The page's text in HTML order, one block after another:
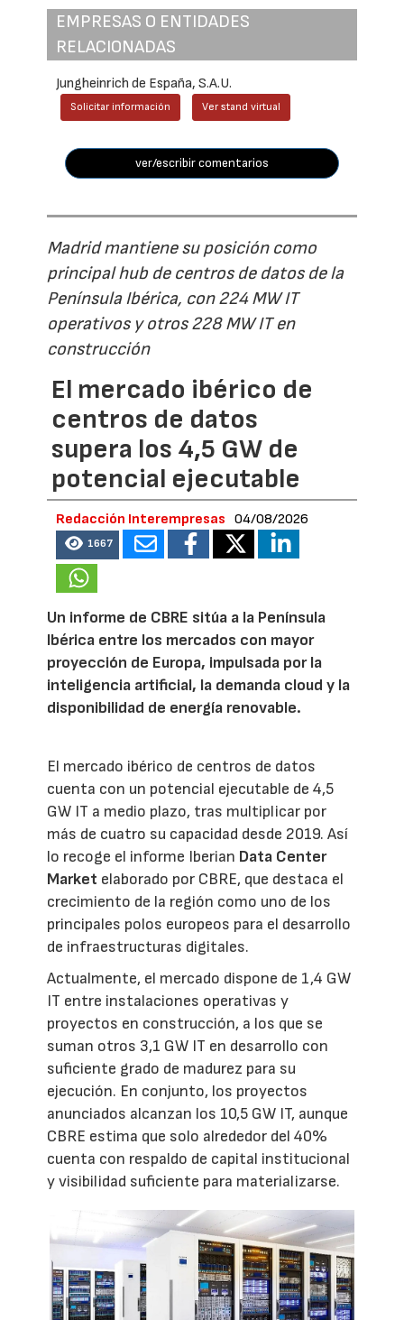
EMPRESAS O ENTIDADES
RELACIONADAS
Jungheinrich de España, S.A.U.
Solicitar información Ver stand virtual
ver/escribir comentarios
Madrid mantiene su posición como
principal hub de centros de datos de la
Península Ibérica, con 224 MW IT
operativos y otros 228 MW IT en
construcción
El mercado ibérico de
centros de datos
supera los 4,5 GW de
potencial ejecutable
Redacción Interempresas 04/08/2026
1667
Un informe de CBRE sitúa a la Península
Ibérica entre los mercados con mayor
proyección de Europa, impulsada por la
inteligencia artificial, la demanda cloud y la
disponibilidad de energía renovable.
El mercado ibérico de centros de datos
cuenta con un potencial ejecutable de 4,5
GW IT a medio plazo, tras multiplicar por
más de cuatro su capacidad desde 2019. Así
lo recoge el informe Iberian Data Center
Market elaborado por CBRE, que destaca el
crecimiento de la región como uno de los
principales polos europeos para el desarrollo
de infraestructuras digitales.
Actualmente, el mercado dispone de 1,4 GW
IT entre instalaciones operativas y
proyectos en construcción, a los que se
suman otros 3,1 GW IT en desarrollo con
suficiente grado de madurez para su
ejecución. En conjunto, los proyectos
anunciados alcanzan los 10,5 GW IT, aunque
CBRE estima que solo alrededor del 40%
cuenta con respaldo de capital institucional
y visibilidad suficiente para materializarse.